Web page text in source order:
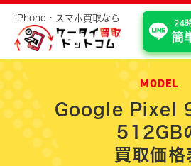
iPhone・スマホ買取なら
スマホ・iPhone
MODEL
Google Pixel
512GB
買取価格